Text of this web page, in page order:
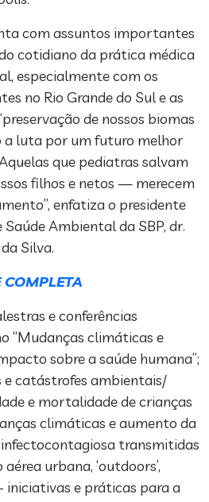
com assuntos importantes
cotidiano da prática médica
especialmente com os
no Rio Grande do Sul e as
de nossos biomas
a luta por um futuro melhor
que pediatras salvam
filhos e netos — merecem
enfatiza o presidente
Saúde Ambiental da SBP, dr.
Silva.
e conferências
“Mudanças climáticas e
sobre a saúde humana”;
e catástrofes ambientais/
e mortalidade de crianças
climáticas e aumento da
infectocontagiosa transmitidas
urbana, ‘outdoors’,
iniciativas e práticas para a